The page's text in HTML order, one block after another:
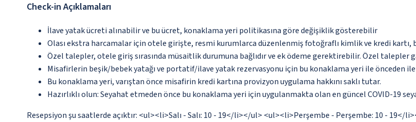
Check-in Açıklamaları
İlave yatak ücreti alınabilir ve bu ücret, konaklama yeri politikasına göre değişiklik gösterebilir
Olası ekstra harcamalar için otele girişte, resmi kurumlarca düzenlenmiş fotoğraflı kimlik ve kredi
Özel talepler, otele giriş sırasında müsaitlik durumuna bağlıdır ve ek ödeme gerektirebilir. Özel talepler
Misafirlerin beşik/bebek yatağı ve portatif/ilave yatak rezervasyonu için bu konaklama yeri ile önceden
Bu konaklama yeri, varıştan önce misafirin kredi kartına provizyon uygulama hakkını saklı tutar.
Hazırlıklı olun: Seyahat etmeden önce bu konaklama yeri için uygulanmakta olan en güncel COVID-19
Resepsiyon şu saatlerde açıktır: <ul><li>Salı - Salı: 10 - 19</li></ul> <ul><li>Perşembe - Perşembe: 10 -